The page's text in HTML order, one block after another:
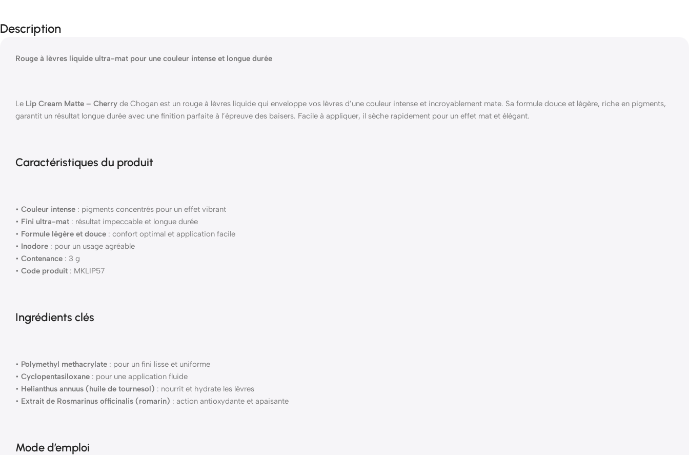
Description
Rouge à lèvres liquide ultra-mat pour une couleur intense et longue durée
Le Lip Cream Matte – Cherry de Chogan est un rouge à lèvres liquide qui enveloppe vos lèvres d’une couleur intense et incroyablement mate. Sa formule douce et légère, riche en pigments,
garantit un résultat longue durée avec une finition parfaite à l’épreuve des baisers. Facile à appliquer, il sèche rapidement pour un effet mat et élégant.
Caractéristiques du produit
• Couleur intense : pigments concentrés pour un effet vibrant
• Fini ultra-mat : résultat impeccable et longue durée
• Formule légère et douce : confort optimal et application facile
• Inodore : pour un usage agréable
• Contenance : 3 g
• Code produit : MKLIP57
Ingrédients clés
• Polymethyl methacrylate : pour un fini lisse et uniforme
• Cyclopentasiloxane : pour une application fluide
• Helianthus annuus (huile de tournesol) : nourrit et hydrate les lèvres
• Extrait de Rosmarinus officinalis (romarin) : action antioxydante et apaisante
Mode d’emploi